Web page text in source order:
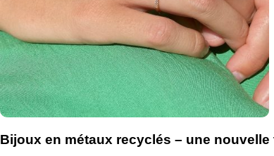
Bijoux en métaux recyclés – une nouvelle